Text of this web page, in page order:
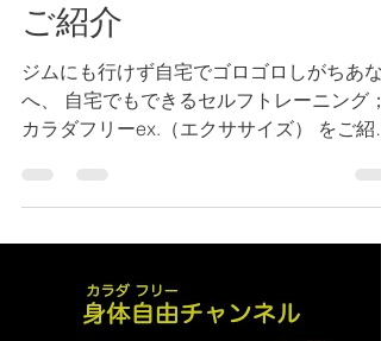
ご紹介
ジムにも行けず自宅でゴロゴロしがちあな
へ、 自宅でもできるセルフトレーニング；
カラダフリーex.（エクササイズ） をご紹介
柔軟性、下肢・体幹の筋力、バランス能力
維持・改善に意味...